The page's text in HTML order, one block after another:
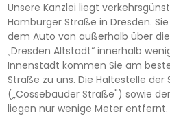
Unsere Kanzlei liegt
Hamburger Straße in Dresden.
dem Auto von außerhalb über
„Dresden Altstadt“ innerhalb
Innenstadt kommen Sie am
Straße zu uns. Die Haltestelle der
(„Cossebauder Straße") sowie
liegen nur wenige Meter entfernt.